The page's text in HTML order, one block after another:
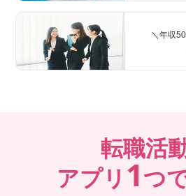
＼年収
転職活
アプリ 1つ